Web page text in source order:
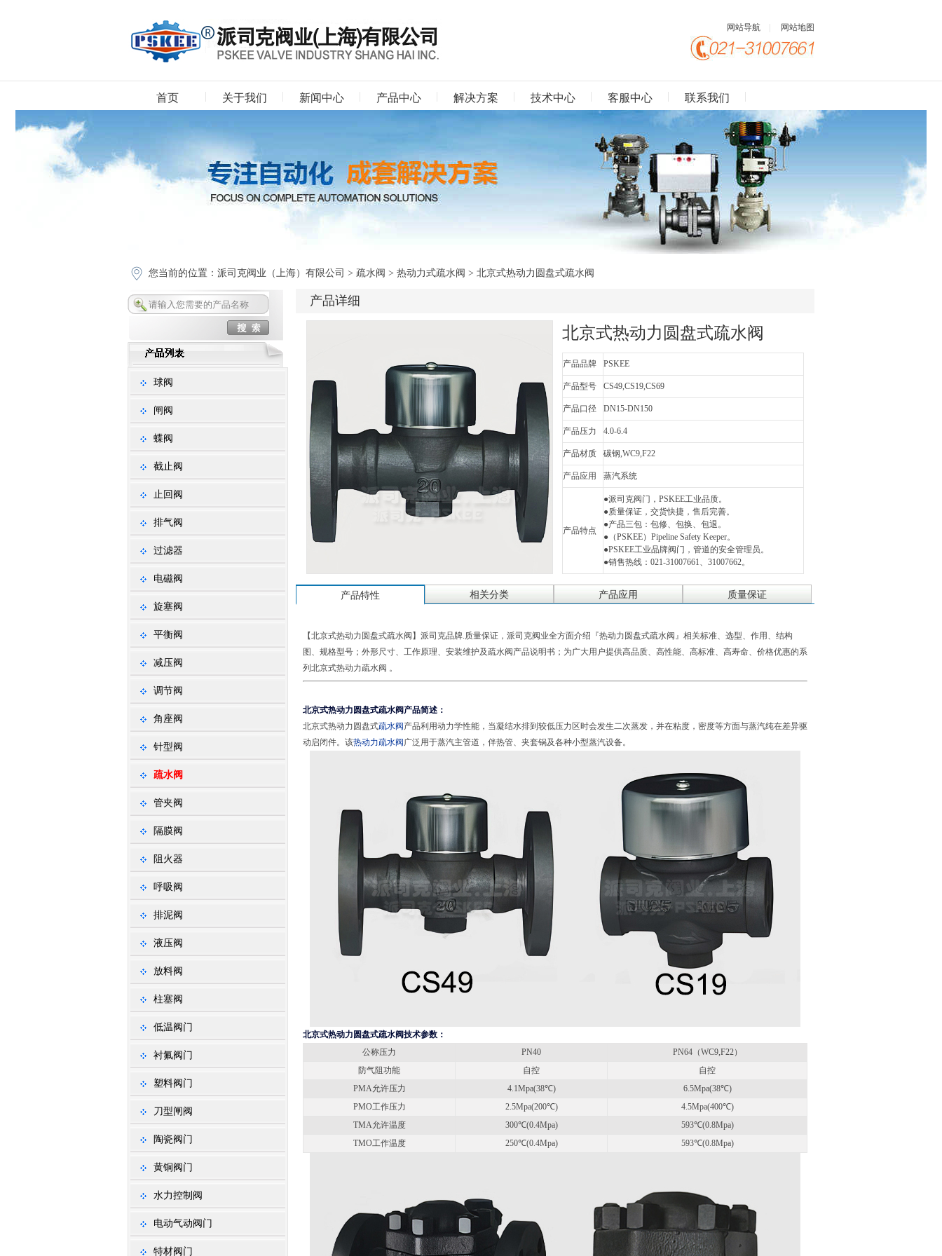
网站导航 网站地图
首页 关于我们 新闻中心 产品中心 解决方案 技术中心 客服中心 联系我们
您当前的位置： 派司克阀业（上海）有限公司 > 疏水阀 > 热动力式疏水阀 > 北京式热动力圆盘式疏水阀
球阀
闸阀
蝶阀
截止阀
止回阀
排气阀
过滤器
电磁阀
旋塞阀
平衡阀
减压阀
调节阀
角座阀
针型阀
疏水阀
管夹阀
隔膜阀
阻火器
呼吸阀
排泥阀
液压阀
放料阀
柱塞阀
低温阀门
衬氟阀门
塑料阀门
刀型闸阀
陶瓷阀门
黄铜阀门
水力控制阀
电动气动阀门
特材阀门
产品详细
北京式热动力圆盘式疏水阀
产品品牌 PSKEE
产品型号 CS49,CS19,CS69
产品口径 DN15-DN150
产品压力 4.0-6.4
产品材质 碳钢,WC9,F22
产品应用 蒸汽系统
产品特点
●派司克阀门，PSKEE工业品质。
●质量保证，交货快捷，售后完善。
●产品三包：包修、包换、包退。
●（PSKEE）Pipeline Safety Keeper。
●PSKEE工业品牌阀门，管道的安全管理员。
●销售热线：021-31007661、31007662。
产品特性 相关分类 产品应用 质量保证
【北京式热动力圆盘式疏水阀】派司克品牌.质量保证，派司克阀业全方面介绍『热动力圆盘式疏水阀』相关标准、选型、作用、结构
图、规格型号；外形尺寸、工作原理、安装维护及疏水阀产品说明书；为广大用户提供高品质、高性能、高标准、高寿命、价格优惠的系
列北京式热动力疏水阀 。
北京式热动力圆盘式疏水阀产品简述：
北京式热动力圆盘式疏水阀产品利用动力学性能，当凝结水排到较低压力区时会发生二次蒸发，并在粘度，密度等方面与蒸汽纯在差异驱
动启闭件。该热动力疏水阀广泛用于蒸汽主管道，伴热管、夹套锅及各种小型蒸汽设备。
北京式热动力圆盘式疏水阀技术参数：
公称压力
PN40
PN64（WC9,F22）
防气阻功能
自控
自控
PMA允许压力
4.1Mpa(38℃)
6.5Mpa(38℃)
PMO工作压力
2.5Mpa(200℃)
4.5Mpa(400℃)
TMA允许温度
300℃(0.4Mpa)
593℃(0.8Mpa)
TMO工作温度
250℃(0.4Mpa) 593℃(0.8Mpa)